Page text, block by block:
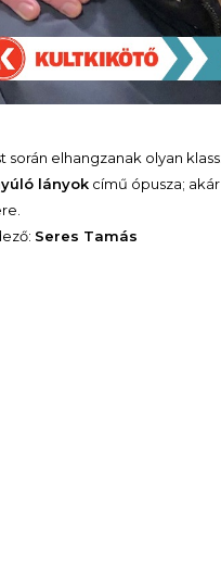
során elhangzanak olyan
lányok című ópusza; akár
Seres Tamás